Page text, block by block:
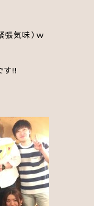
張気味）ｗ
す!!